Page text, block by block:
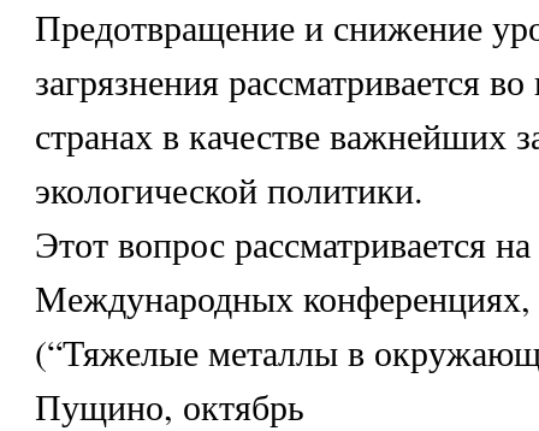
Предотвращение и снижение
загрязнения рассматривается
странах в качестве важнейших
экологической политики.
Этот вопрос рассматривается
Международных
(“Тяжелые металлы в
Пущино, октябрь